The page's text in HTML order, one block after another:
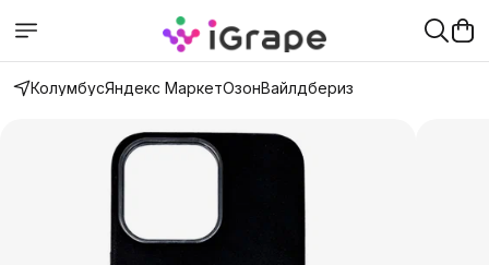
КолумбусЯндекс МаркетОзонВайлдбериз